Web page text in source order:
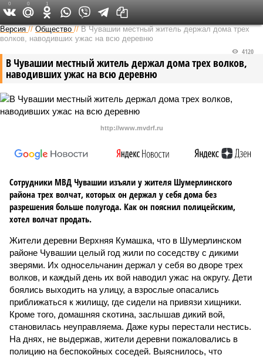
Версия в Чувашии
Версия //Общество //В Чувашии местный житель держал дома трех
волков, наводивших ужас на всю деревню
В Чувашии местный житель держал дома трех волков,
наводивших ужас на всю деревню
4120
http://www.mvdrf.ru
Сотрудники МВД Чувашии изъяли у жителя Шумерлинского
района трех волчат, которых он держал у себя дома без
разрешения больше полугода. Как он пояснил полицейским,
хотел волчат продать.
Жители деревни Верхняя Кумашка, что в Шумерлинском
районе Чувашии целый год жили по соседству с дикими
зверями. Их односельчанин держал у себя во дворе трех
волков, и каждый день их вой наводил ужас на округу. Дети
боялись выходить на улицу, а взрослые опасались
приближаться к жилищу, где сидели на привязи хищники.
Кроме того, домашняя скотина, заслышав дикий вой,
становилась неуправляема. Даже куры перестали нестись.
На днях, не выдержав, жители деревни пожаловались в
полицию на беспокойных соседей. Выяснилось, что
0 0 1